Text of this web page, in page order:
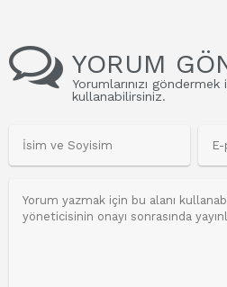
YORUM
Yorumlarınızı
kullanabilirsiniz.